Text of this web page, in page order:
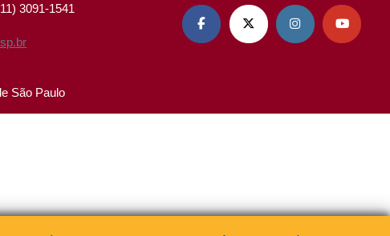
3091-1541
   
São Paulo